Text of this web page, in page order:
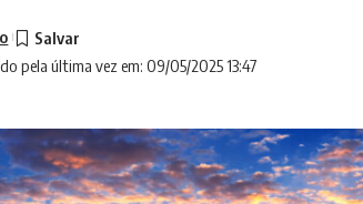
pela última vez em: 09/05/2025 13:47